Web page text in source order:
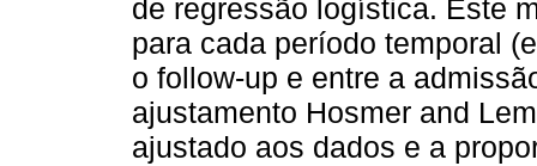
de regressão logística. Este
para cada período temporal
o follow-up e entre a
ajustamento Hosmer and
ajustado aos dados e a